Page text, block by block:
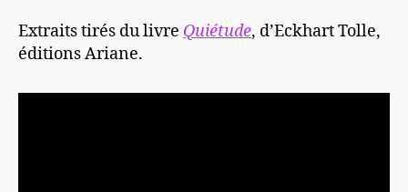
Extraits tirés du livre Quiétude, d’Eckhart Tolle,
éditions Ariane.